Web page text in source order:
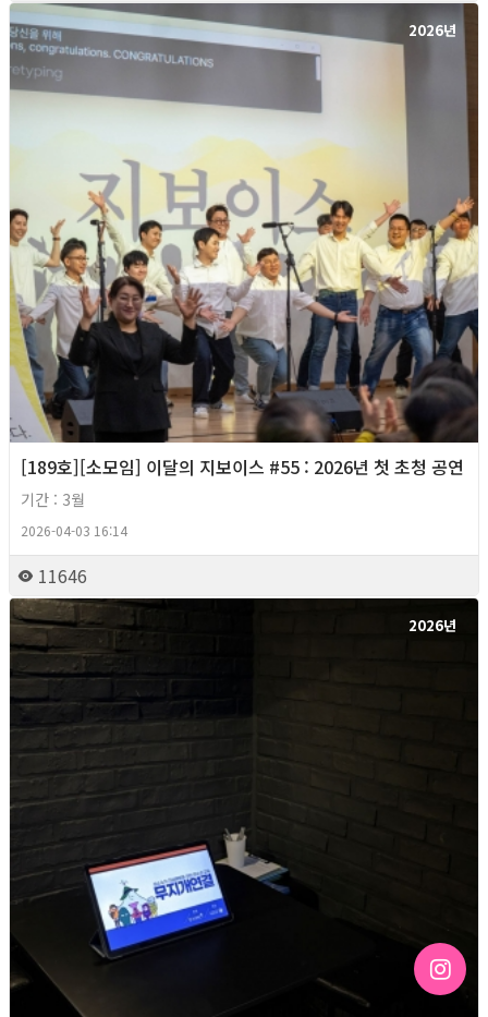
2026년
[189호][소모임] 이달의 지보이스 #55 : 2026년 첫 초청 공연
기간 : 3월
2026-04-03 16:14
11646
2026년